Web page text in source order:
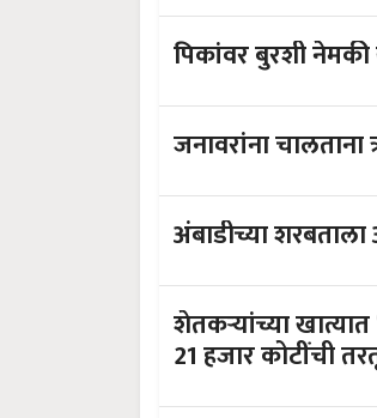
पिकांवर बुरशी
जनावरांना चालताना
अंबाडीच्या
शेतकऱ्यांच्या
21 हजार कोटींची